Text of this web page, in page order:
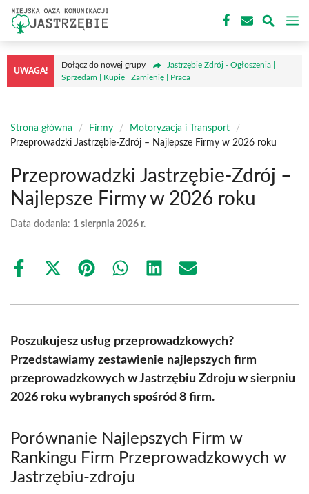
Przejdź
treści
UWAGA!
Dołącz do nowej grupy
Jastrzębie Zdrój - Ogłoszenia |
Sprzedam | Kupię | Zamienię | Praca
Strona główna / Firmy / Motoryzacja i Transport
/
Przeprowadzki Jastrzębie-Zdrój – Najlepsze Firmy w 2026 roku
Przeprowadzki Jastrzębie-Zdrój –
Najlepsze Firmy w 2026 roku
Data dodania: 1 sierpnia 2026 r.
Share
Share
(Twitter)
Share Share Share Share
Poszukujesz usług przeprowadzkowych?
Przedstawiamy zestawienie najlepszych firm
przeprowadzkowych w Jastrzębiu Zdroju w sierpniu
2026 roku wybranych spośród 8 firm.
Porównanie Najlepszych Firm w
Rankingu Firm Przeprowadzkowych w
Jastrzębiu-zdroju